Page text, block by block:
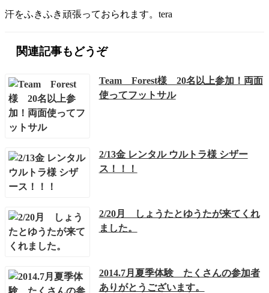
汗をふきふき頑張っておられます。tera
関連記事もどうぞ
Team Forest様 20名以上参加！両面
使ってフットサル
2/13金 レンタル ウルトラ様 シザー
ス！！！
2/20月 しょうたとゆうたが来てくれ
ました。
2014.7月夏季体験 たくさんの参加者
ありがとうございます。